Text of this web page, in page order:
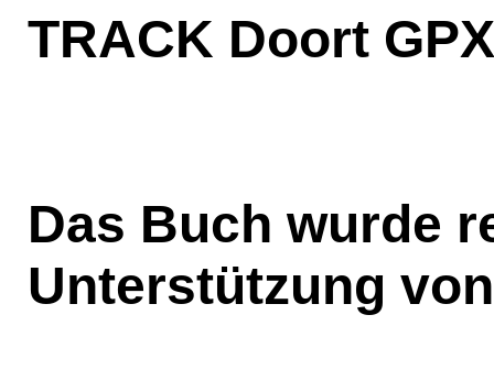
TRACK Doort
Das Buch wurde
Unterstützung von